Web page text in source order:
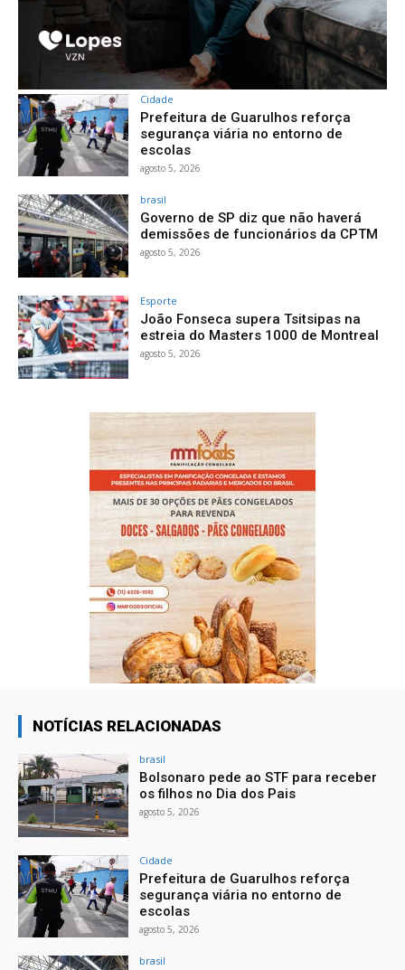
Cidade
Prefeitura de Guarulhos reforça
segurança viária no entorno de
escolas
agosto 5, 2026
brasil
Governo de SP diz que não haverá
demissões de funcionários da CPTM
agosto 5, 2026
Esporte
João Fonseca supera Tsitsipas na
estreia do Masters 1000 de Montreal
agosto 5, 2026
NOTÍCIAS RELACIONADAS
brasil
Bolsonaro pede ao STF para receber
os filhos no Dia dos Pais
agosto 5, 2026
Cidade
Prefeitura de Guarulhos reforça
segurança viária no entorno de
escolas
agosto 5, 2026
brasil